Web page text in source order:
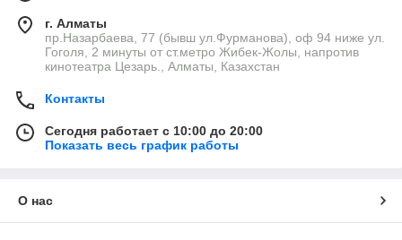
г. Алматы
пр.Назарбаева, 77 (бывш ул.Фурманова), оф 94 ниже ул.
Гоголя, 2 минуты от ст.метро Жибек-Жолы, напротив
кинотеатра Цезарь., Алматы, Казахстан
Контакты
Сегодня работает с 10:00 до 20:00
Показать весь график работы
О нас